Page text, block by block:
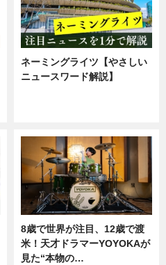
ネーミングライツ【やさしい
ニュースワード解説】
8歳で世界が注目、12歳で渡
米！天才ドラマーYOYOKAが
見た“本物の…